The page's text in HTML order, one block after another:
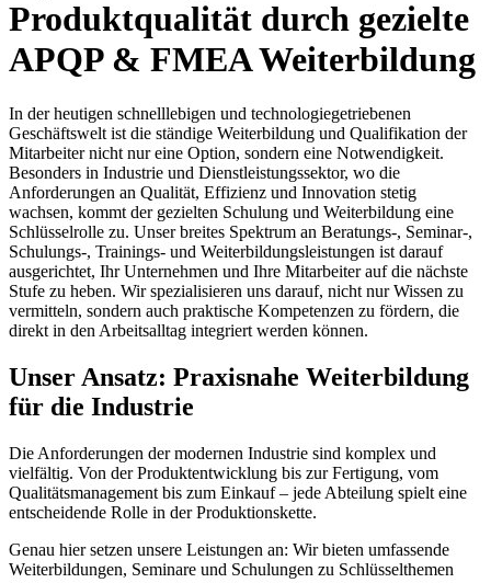
Produktqualität durch gezielte
APQP & FMEA Weiterbildung
In der heutigen schnelllebigen und technologiegetriebenen
Geschäftswelt ist die ständige Weiterbildung und Qualifikation der
Mitarbeiter nicht nur eine Option, sondern eine Notwendigkeit.
Besonders in Industrie und Dienstleistungssektor, wo die
Anforderungen an Qualität, Effizienz und Innovation stetig
wachsen, kommt der gezielten Schulung und Weiterbildung eine
Schlüsselrolle zu. Unser breites Spektrum an Beratungs-, Seminar-,
Schulungs-, Trainings- und Weiterbildungsleistungen ist darauf
ausgerichtet, Ihr Unternehmen und Ihre Mitarbeiter auf die nächste
Stufe zu heben. Wir spezialisieren uns darauf, nicht nur Wissen zu
vermitteln, sondern auch praktische Kompetenzen zu fördern, die
direkt in den Arbeitsalltag integriert werden können.
Unser Ansatz: Praxisnahe Weiterbildung
für die Industrie
Die Anforderungen der modernen Industrie sind komplex und
vielfältig. Von der Produktentwicklung bis zur Fertigung, vom
Qualitätsmanagement bis zum Einkauf – jede Abteilung spielt eine
entscheidende Rolle in der Produktionskette.
Genau hier setzen unsere Leistungen an: Wir bieten umfassende
Weiterbildungen, Seminare und Schulungen zu Schlüsselthemen